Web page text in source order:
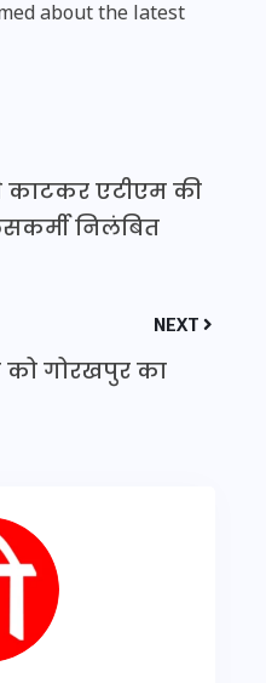
about the latest
एटीएम की
निलंबित
NEXT
को गोरखपुर का